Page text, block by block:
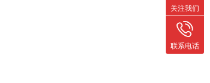
关注我们
联系电话